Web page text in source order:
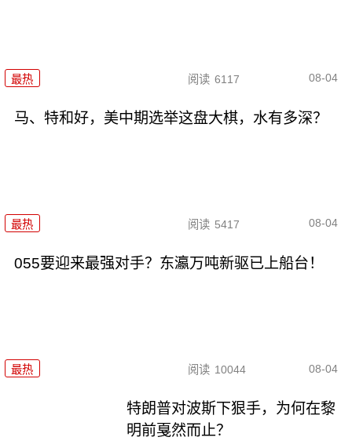
最热 阅读 6117 08-04
马、特和好，美中期选举这盘大棋，水有多深？
最热 阅读 5417 08-04
055要迎来最强对手？东瀛万吨新驱已上船台！
最热 阅读 10044 08-04
特朗普对波斯下狠手，为何在黎
明前戛然而止？